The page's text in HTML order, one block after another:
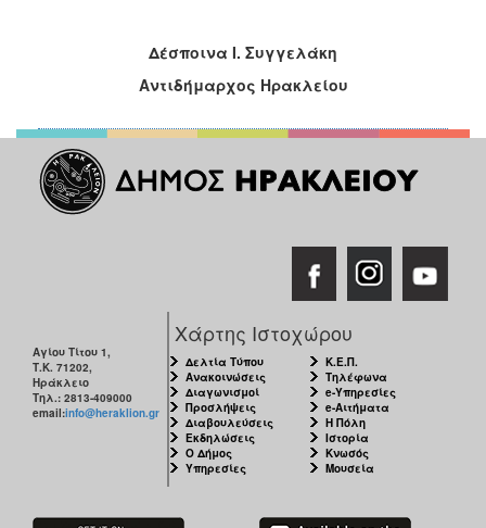
Παντοπωλείο
των
Φύλων
Υγεία
ΕΠΙΚΑΙΡΟΤΗΤΑ
ΕΠΙΣΚΕΠΤΗΣ
Δέσποινα Ι. Συγγελάκη
Αντιδήμαρχος Ηρακλείου
Αγίου Τίτου 1,
Τ.Κ. 71202,
Ηράκλειο
Τηλ.: 2813-409000
email:info@heraklion.gr
Χάρτης Ιστοχώρου
Δελτία Τύπου
Ανακοινώσεις
Διαγωνισμοί
Προσλήψεις
Διαβουλεύσεις
Εκδηλώσεις
Ο Δήμος
Υπηρεσίες
Κ.Ε.Π.
Τηλέφωνα
e-Υπηρεσίες
e-Αιτήματα
Η Πόλη
Ιστορία
Κνωσός
Μουσεία